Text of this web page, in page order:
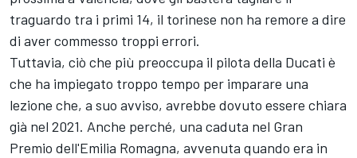
traguardo tra i primi 14, il torinese non ha remore a dire
di aver commesso troppi errori.
Tuttavia, ciò che più preoccupa il pilota della Ducati è
che ha impiegato troppo tempo per imparare una
lezione che, a suo avviso, avrebbe dovuto essere chiara
già nel 2021. Anche perché, una caduta nel Gran
Premio dell'Emilia Romagna, avvenuta quando era in